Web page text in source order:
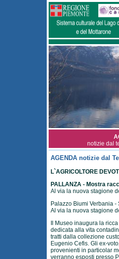
notizie dal
AGENDA notizie dal
L`AGRICOLTORE
PALLANZA - Mostra
Al via la nuova stagione
Palazzo Biumi Verbania
Al via la nuova stagione
Il Museo inaugura la
dedicata alla vita
tratti dalla collezione
Eugenio Cefis. Gli ex-
provenienti in particolar
verranno esposti presso